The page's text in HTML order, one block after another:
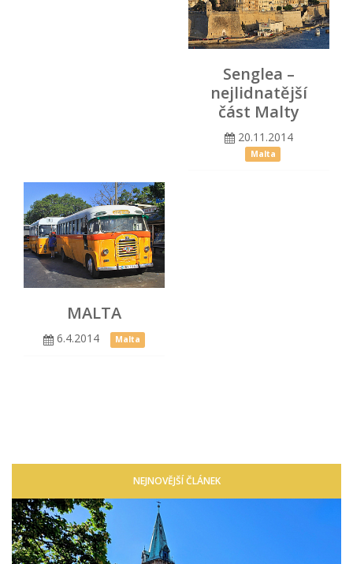
Senglea –
nejlidnatější
část Malty
20.11.2014
Malta
MALTA
6.4.2014 Malta
NEJNOVĚJŠÍ ČLÁNEK